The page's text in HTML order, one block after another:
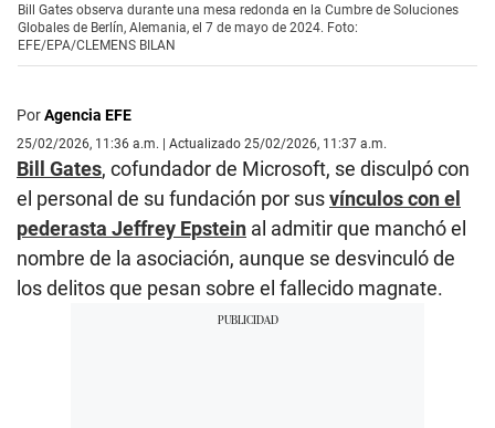
Bill Gates observa durante una mesa redonda en la Cumbre de Soluciones
Globales de Berlín, Alemania, el 7 de mayo de 2024. Foto:
EFE/EPA/CLEMENS BILAN
PorAgencia EFE
25/02/2026, 11:36 a.m. | Actualizado 25/02/2026, 11:37 a.m.
Bill Gates, cofundador de Microsoft, se disculpó con
el personal de su fundación por susvínculos con el
pederasta Jeffrey Epstein al admitir que manchó el
nombre de la asociación, aunque se desvinculó de
los delitos que pesan sobre el fallecido magnate.